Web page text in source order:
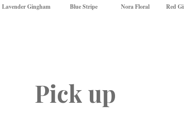
Lavender Gingham Blue Stripe Nora Floral Red
Pick up